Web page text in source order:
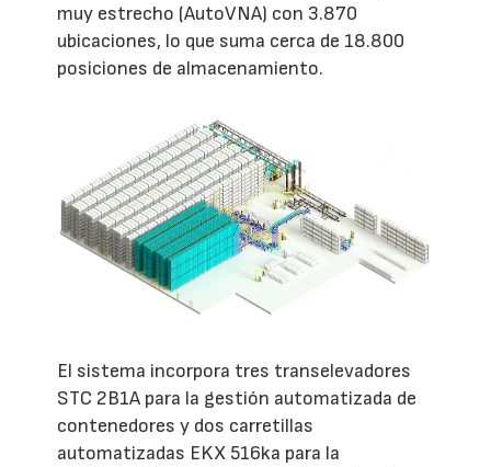
muy estrecho (AutoVNA) con 3.870
ubicaciones, lo que suma cerca de 18.800
posiciones de almacenamiento.
El sistema incorpora tres transelevadores
STC 2B1A para la gestión automatizada de
contenedores y dos carretillas
automatizadas EKX 516ka para la